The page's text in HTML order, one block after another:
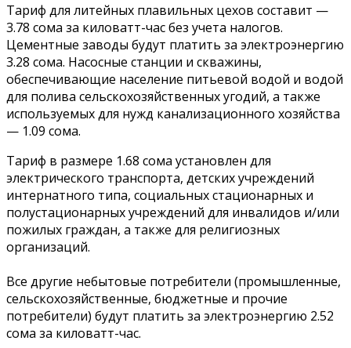
Тариф для литейных плавильных цехов составит —
3.78 сома за киловатт-час без учета налогов.
Цементные заводы будут платить за электроэнергию
3.28 сома. Насосные станции и скважины,
обеспечивающие население питьевой водой и водой
для полива сельскохозяйственных угодий, а также
используемых для нужд канализационного хозяйства
— 1.09 сома.
Тариф в размере 1.68 сома установлен для
электрического транспорта, детских учреждений
интернатного типа, социальных стационарных и
полустационарных учреждений для инвалидов и/или
пожилых граждан, а также для религиозных
организаций.
Все другие небытовые потребители (промышленные,
сельскохозяйственные, бюджетные и прочие
потребители) будут платить за электроэнергию 2.52
сома за киловатт-час.